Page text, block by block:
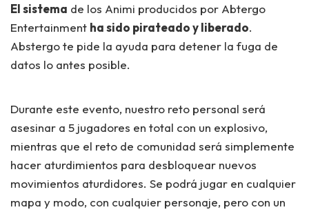
El sistema de los Animi producidos por Abtergo
Entertainment ha sido pirateado y liberado.
Abstergo te pide la ayuda para detener la fuga de
datos lo antes posible.
Durante este evento, nuestro reto personal será
asesinar a 5 jugadores en total con un explosivo,
mientras que el reto de comunidad será simplemente
hacer aturdimientos para desbloquear nuevos
movimientos aturdidores. Se podrá jugar en cualquier
mapa y modo, con cualquier personaje, pero con un